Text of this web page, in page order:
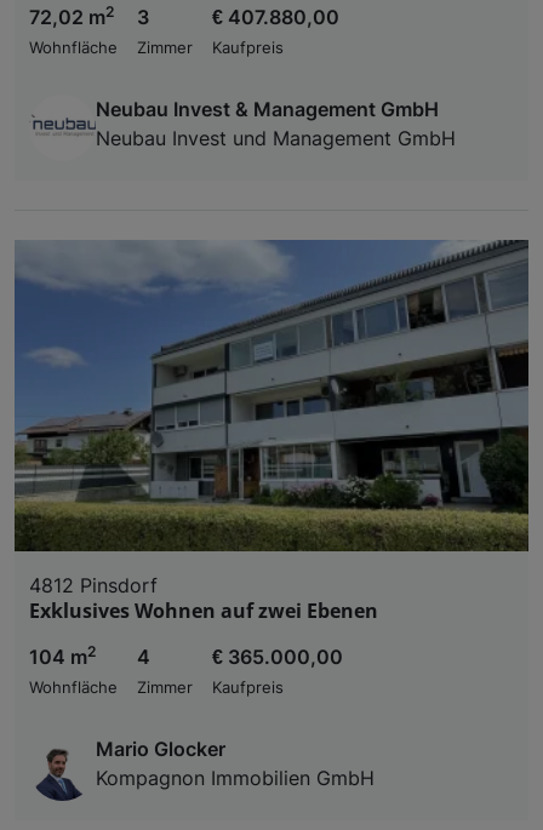
72,02 m2
Wohnfläche
3
Zimmer
€ 407.880,00
Kaufpreis
Neubau Invest & Management GmbH
Neubau Invest und Management GmbH
4812 Pinsdorf
Exklusives Wohnen auf zwei Ebenen
104 m2
Wohnfläche
4
Zimmer
€ 365.000,00
Kaufpreis
Mario Glocker
Kompagnon Immobilien GmbH